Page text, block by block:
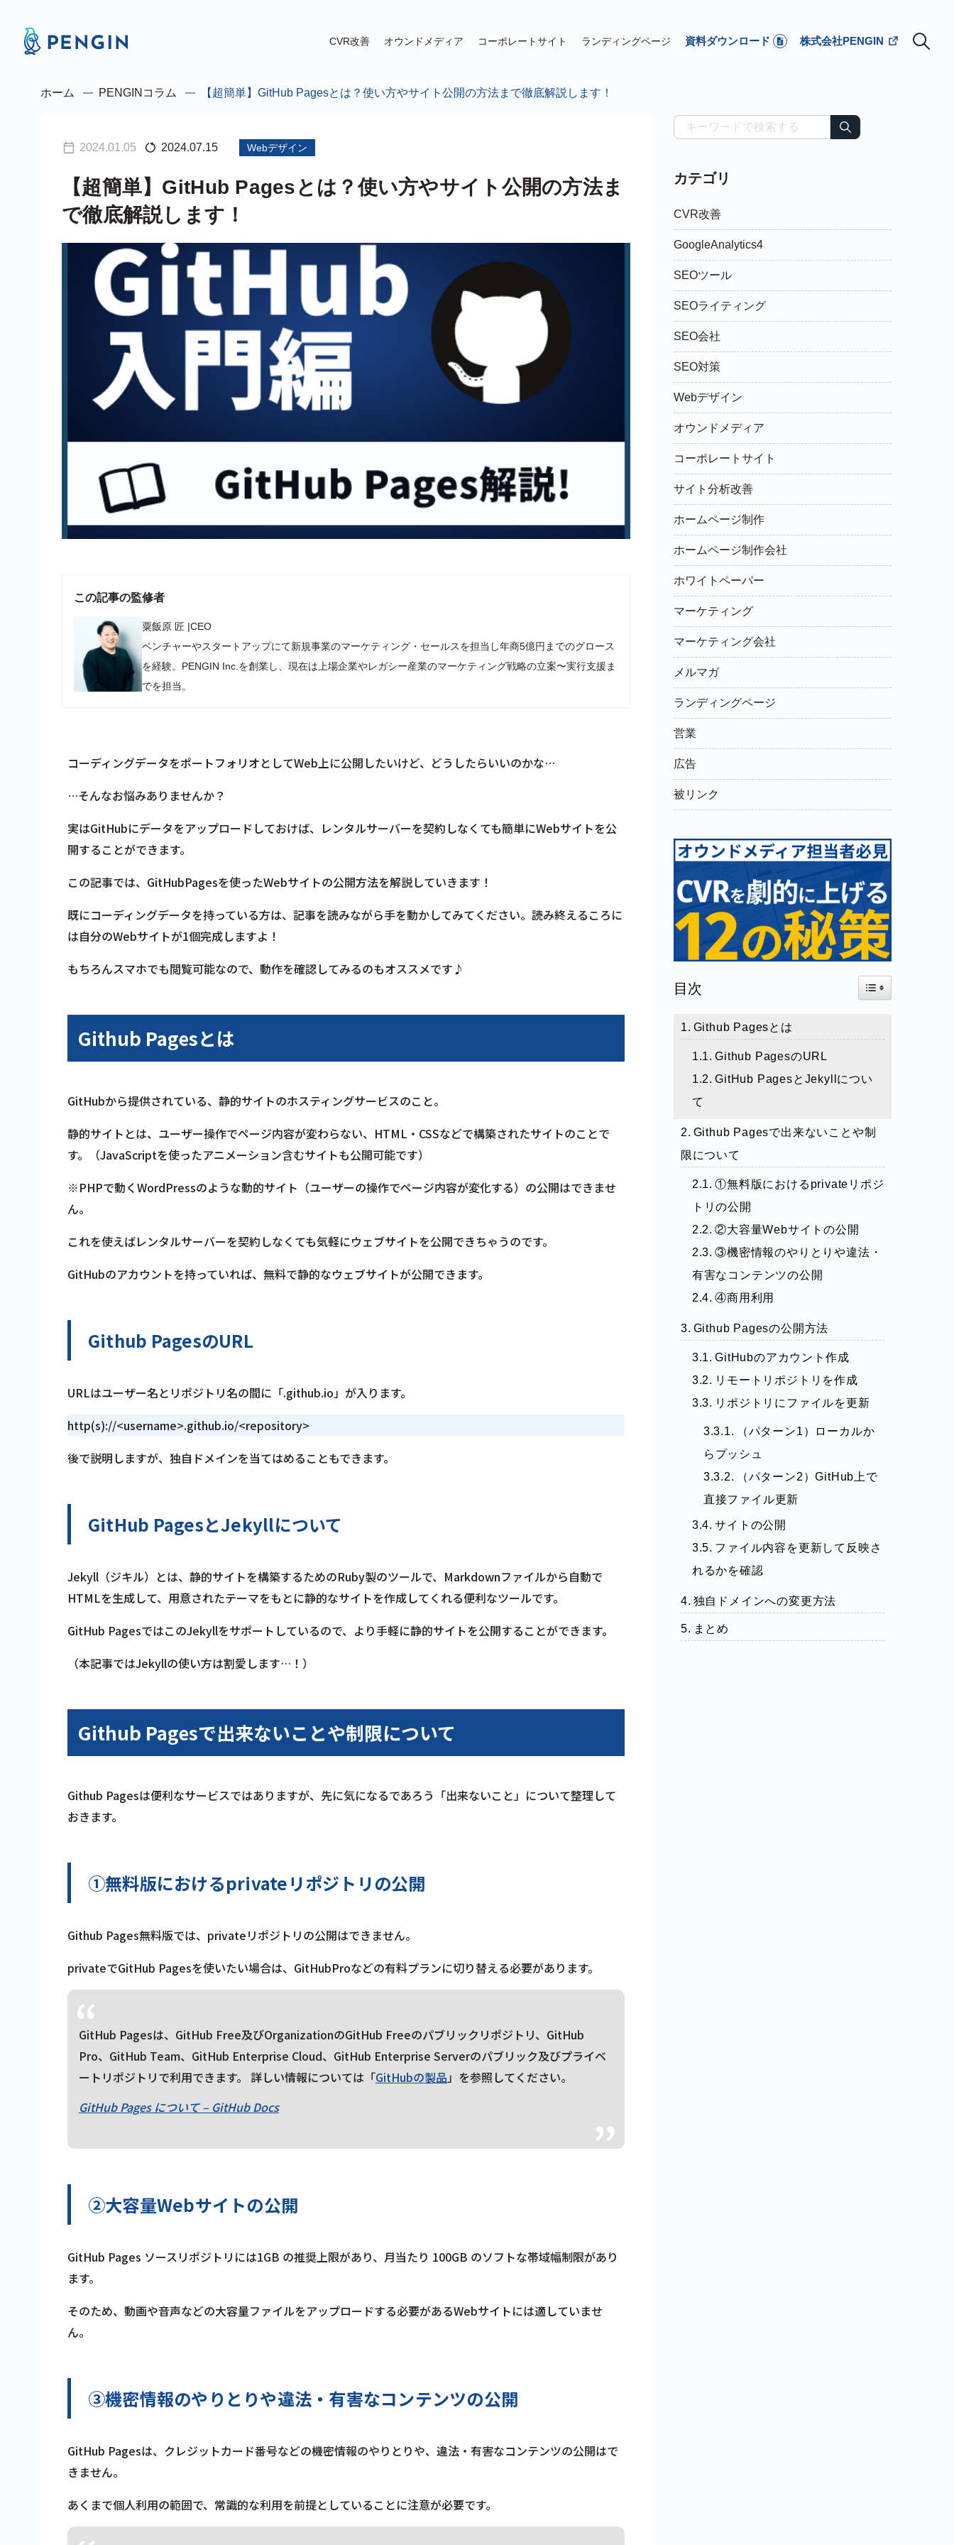
CVR改善 オウンドメディア コーポレートサイト ランディングページ 資料ダウンロード 株式会社PENGIN
ホーム PENGINコラム 【超簡単】GitHub Pagesとは？使い方やサイト公開の方法まで徹底解説します！
2024.01.05 2024.07.15 Webデザイン
【超簡単】GitHub Pagesとは？使い方やサイト公開の方法ま
で徹底解説します！
この記事の監修者
粟飯原 匠 |CEO
ベンチャーやスタートアップにて新規事業のマーケティング・セールスを担当し年商5億円までのグロース
を経験。PENGIN Inc.を創業し、現在は上場企業やレガシー産業のマーケティング戦略の立案〜実行支援ま
でを担当。
コーディングデータをポートフォリオとしてWeb上に公開したいけど、どうしたらいいのかな…
…そんなお悩みありませんか？
実はGitHubにデータをアップロードしておけば、レンタルサーバーを契約しなくても簡単にWebサイトを公
開することができます。
この記事では、GitHubPagesを使ったWebサイトの公開方法を解説していきます！
既にコーディングデータを持っている方は、記事を読みながら手を動かしてみてください。読み終えるころに
は自分のWebサイトが1個完成しますよ！
もちろんスマホでも閲覧可能なので、動作を確認してみるのもオススメです♪
Github Pagesとは
GitHubから提供されている、静的サイトのホスティングサービスのこと。
静的サイトとは、ユーザー操作でページ内容が変わらない、HTML・CSSなどで構築されたサイトのことで
す。（JavaScriptを使ったアニメーション含むサイトも公開可能です）
※PHPで動くWordPressのような動的サイト（ユーザーの操作でページ内容が変化する）の公開はできませ
ん。
これを使えばレンタルサーバーを契約しなくても気軽にウェブサイトを公開できちゃうのです。
GitHubのアカウントを持っていれば、無料で静的なウェブサイトが公開できます。
Github PagesのURL
URLはユーザー名とリポジトリ名の間に「.github.io」が入ります。
http(s)://<username>.github.io/<repository>
後で説明しますが、独自ドメインを当てはめることもできます。
GitHub PagesとJekyllについて
Jekyll（ジキル）とは、静的サイトを構築するためのRuby製のツールで、Markdownファイルから自動で
HTMLを生成して、用意されたテーマをもとに静的なサイトを作成してくれる便利なツールです。
GitHub PagesではこのJekyllをサポートしているので、より手軽に静的サイトを公開することができます。
（本記事ではJekyllの使い方は割愛します…！）
Github Pagesで出来ないことや制限について
Github Pagesは便利なサービスではありますが、先に気になるであろう「出来ないこと」について整理して
おきます。
①無料版におけるprivateリポジトリの公開
Github Pages無料版では、privateリポジトリの公開はできません。
privateでGitHub Pagesを使いたい場合は、GitHubProなどの有料プランに切り替える必要があります。
GitHub Pagesは、GitHub Free及びOrganizationのGitHub Freeのパブリックリポジトリ、GitHub
Pro、GitHub Team、GitHub Enterprise Cloud、GitHub Enterprise Serverのパブリック及びプライベ
ートリポジトリで利用できます。 詳しい情報については「GitHubの製品 」を参照してください。
GitHub Pages について – GitHub Docs
②大容量Webサイトの公開
GitHub Pages ソースリポジトリには1GB の推奨上限があり、月当たり 100GB のソフトな帯域幅制限があり
ます。
そのため、動画や音声などの大容量ファイルをアップロードする必要があるWebサイトには適していませ
ん。
③機密情報のやりとりや違法・有害なコンテンツの公開
GitHub Pagesは、クレジットカード番号などの機密情報のやりとりや、違法・有害なコンテンツの公開はで
きません。
あくまで個人利用の範囲で、常識的な利用を前提としていることに注意が必要です。
カテゴリ
CVR改善
GoogleAnalytics4
SEOツール
SEOライティング
SEO会社
SEO対策
Webデザイン
オウンドメディア
コーポレートサイト
サイト分析改善
ホームページ制作
ホームページ制作会社
ホワイトペーパー
マーケティング
マーケティング会社
メルマガ
ランディングページ
営業
広告
被リンク
目次 Toggle Table of
Github Pagesとは
Github PagesのURL
GitHub PagesとJekyllについ
て
Github Pagesで出来ないことや制
限について
①無料版におけるprivateリポジ
トリの公開
②大容量Webサイトの公開
③機密情報のやりとりや違法・
有害なコンテンツの公開
④商用利用
Github Pagesの公開方法
GitHubのアカウント作成
リモートリポジトリを作成
リポジトリにファイルを更新
（パターン1）ローカルか
らプッシュ
（パターン2）GitHub上で
直接ファイル更新
サイトの公開
ファイル内容を更新して反映さ
れるかを確認
独自ドメインへの変更方法
まとめ